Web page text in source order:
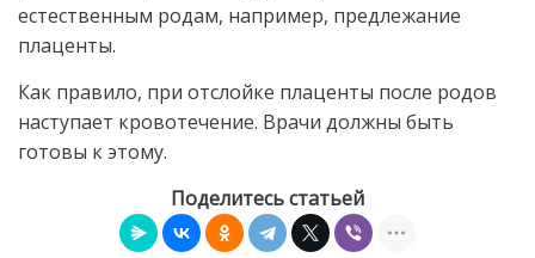
естественным родам, например, предлежание
плаценты.
Как правило, при отслойке плаценты после родов
наступает кровотечение. Врачи должны быть
готовы к этому.
Поделитесь статьей